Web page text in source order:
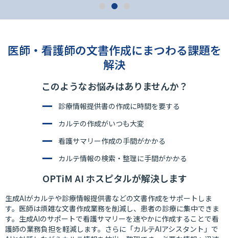
医師・看護師の文書作成にまつわる課題を
解決
このようなお悩みはありませんか？
診療情報提供書の作成に時間を要する
カルテの作成がいつも大変
看護サマリー作成の手間がかかる
カルテ情報の検索・整理に手間がかかる
OPTiM AI ホスピタルが解決します
生成AIがカルテや診療情報提供書などの文書作成をサポートしま
す。医師は煩雑な文書作成業務を削減し、患者の診療に集中できま
す。生成AIのサポートで看護サマリーを速やかに作成することで看
護師の業務負担を軽減します。さらに「カルテAIアシスタント」で